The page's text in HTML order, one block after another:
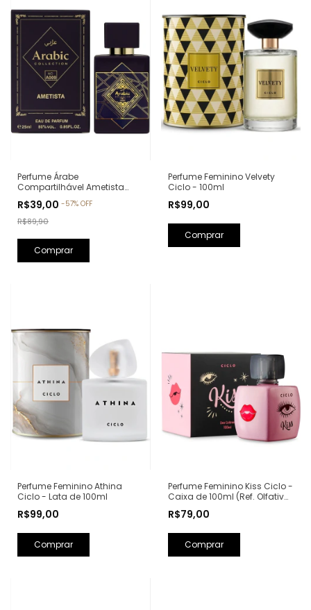
Perfume Árabe
Compartilhável Ametista
25ml (Ref. Olfativa: Bade'e Al
Oud Amethyst Lattafa)
R$39,00 -57% OFF
R$89,90
Perfume Feminino Velvety
Ciclo - 100ml
R$99,00
Perfume Feminino Athina
Ciclo - Lata de 100ml
R$99,00
Perfume Feminino Kiss Ciclo -
Caixa de 100ml (Ref. Olfativa:
R$79,00